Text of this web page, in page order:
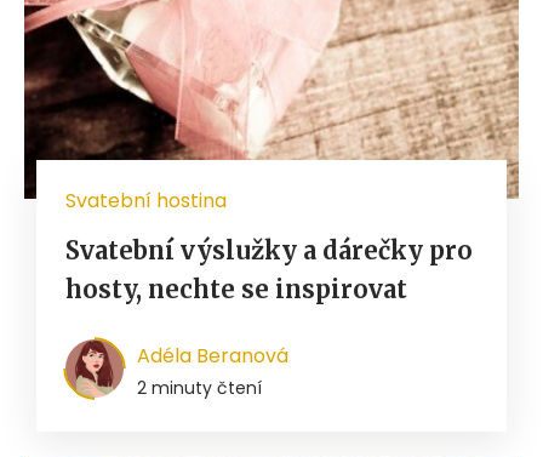
Svatební hostina
Svatební výslužky a dárečky pro
hosty, nechte se inspirovat
Adéla Beranová
2 minuty čtení